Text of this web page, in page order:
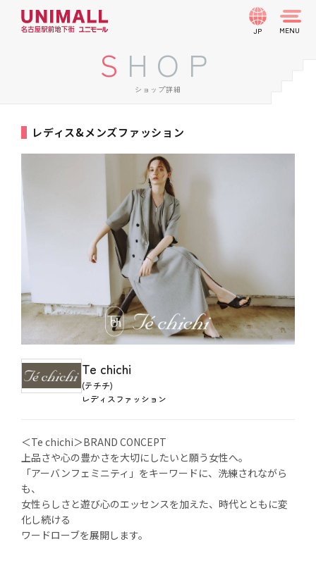
JP
SHOP
ショップ詳細
レディス&メンズファッション
Te chichi
(テチチ)
レディスファッション
＜Te chichi＞BRAND CONCEPT
上品さや心の豊かさを大切にしたいと願う女性へ。
「アーバンフェミニティ」をキーワードに、洗練されながら
も、
女性らしさと遊び心のエッセンスを加えた、時代とともに変
化し続ける
ワードローブを展開します。